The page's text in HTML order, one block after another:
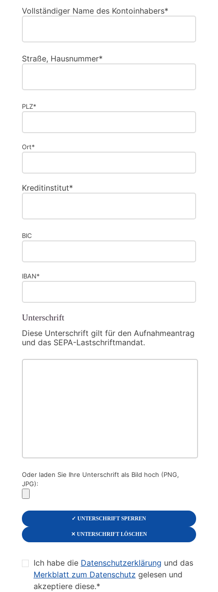
Vollständiger Name des Kontoinhabers*
Straße, Hausnummer*
PLZ*
Ort*
Kreditinstitut*
BIC
IBAN*
Unterschrift
Diese Unterschrift gilt für den Aufnahmeantrag
und das SEPA-Lastschriftmandat.
Oder laden Sie Ihre Unterschrift als Bild hoch (PNG,
JPG):
✓ UNTERSCHRIFT SPERREN
✕ UNTERSCHRIFT LÖSCHEN
Ich habe die Datenschutzerklärung und das
Merkblatt zum Datenschutz gelesen und
akzeptiere diese.*